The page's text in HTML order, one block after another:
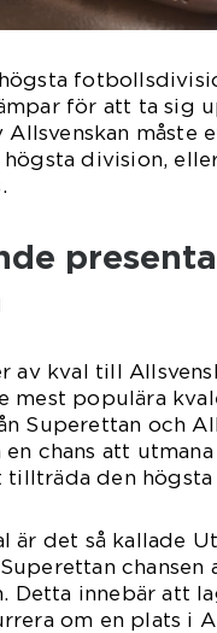
för att ta sig
måste
högsta division,
av kval till
mest populära
Superettan och
chans att
tillträda den
är det så kallade
Detta innebär att
om en plats i